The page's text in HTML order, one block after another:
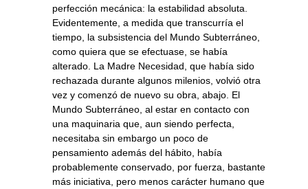
perfección mecánica: la estabilidad absoluta.
Evidentemente, a medida que transcurría el
tiempo, la subsistencia del Mundo Subterráneo,
como quiera que se efectuase, se había
alterado. La Madre Necesidad, que había sido
rechazada durante algunos milenios, volvió otra
vez y comenzó de nuevo su obra, abajo. El
Mundo Subterráneo, al estar en contacto con
una maquinaria que, aun siendo perfecta,
necesitaba sin embargo un poco de
pensamiento además del hábito, había
probablemente conservado, por fuerza, bastante
más iniciativa, pero menos carácter humano que